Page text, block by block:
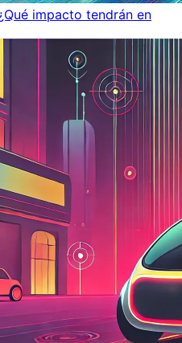
impacto tendrán en